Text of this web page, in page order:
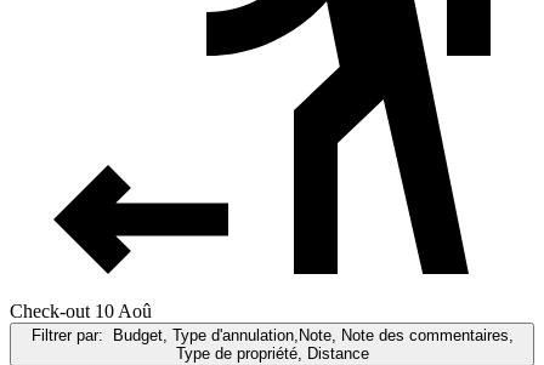
Check-out 10 Aoû
Filtrer par: Budget, Type d'annulation,Note, Note des commentaires,
Type de propriété, Distance